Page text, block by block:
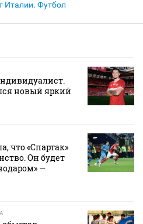
Италии. Футбол
новый яркий
что «Спартак»
Он будет
—